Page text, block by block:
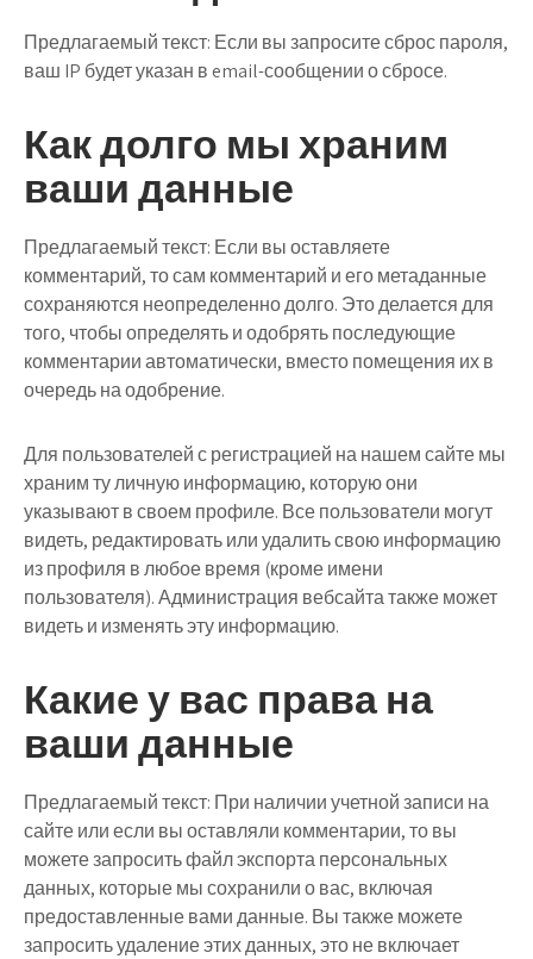
Предлагаемый текст: Если вы запросите сброс пароля,
ваш IP будет указан в email-сообщении о сбросе.
Как долго мы храним
ваши данные
Предлагаемый текст: Если вы оставляете
комментарий, то сам комментарий и его метаданные
сохраняются неопределенно долго. Это делается для
того, чтобы определять и одобрять последующие
комментарии автоматически, вместо помещения их в
очередь на одобрение.
Для пользователей с регистрацией на нашем сайте мы
храним ту личную информацию, которую они
указывают в своем профиле. Все пользователи могут
видеть, редактировать или удалить свою информацию
из профиля в любое время (кроме имени
пользователя). Администрация вебсайта также может
видеть и изменять эту информацию.
Какие у вас права на
ваши данные
Предлагаемый текст: При наличии учетной записи на
сайте или если вы оставляли комментарии, то вы
можете запросить файл экспорта персональных
данных, которые мы сохранили о вас, включая
предоставленные вами данные. Вы также можете
запросить удаление этих данных, это не включает